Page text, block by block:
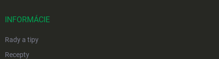
INFORMÁCIE
Rady a tipy
Recepty